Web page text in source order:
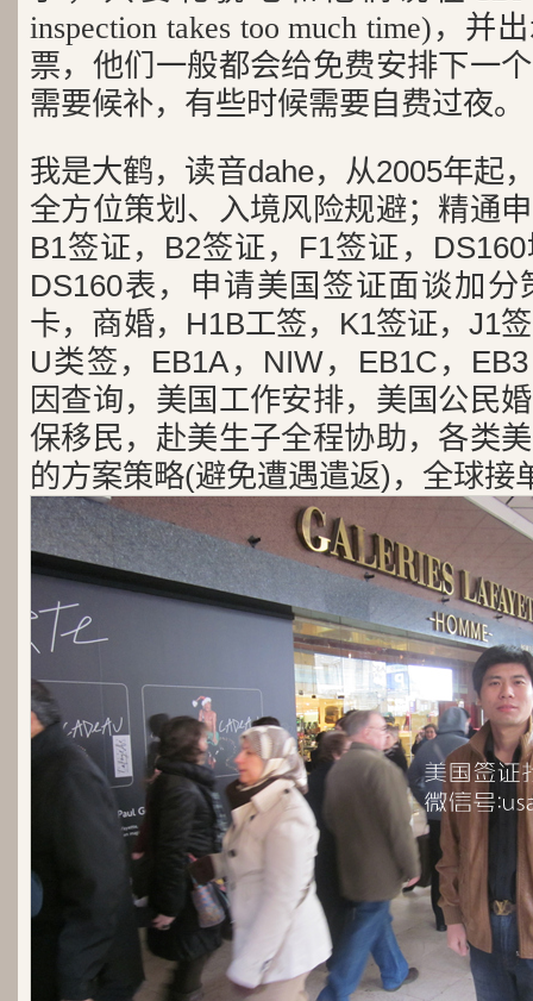
inspection takes too much time)，并
票，他们一般都会给免费安排下一
需要候补，有些时候需要自费过夜。
我是大鹤，读音dahe，从2005年起
全方位策划、入境风险规避；精通
B1签证，B2签证，F1签证，
DS160表，申请美国签证面谈加
卡，商婚，H1B工签，K1签证，J1
U类签，EB1A，NIW，EB1C，
因查询，美国工作安排，美国公民
保移民，赴美生子全程协助，各类
的方案策略(避免遭遇遣返)，全球接